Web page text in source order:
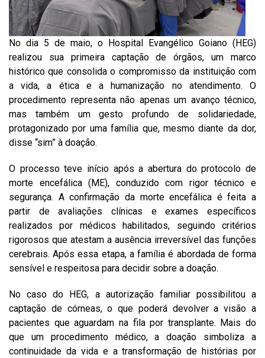
No dia 5 de maio, o Hospital Evangélico Goiano (HEG)
realizou sua primeira captação de órgãos, um marco
histórico que consolida o compromisso da instituição com
a vida, a ética e a humanização no atendimento. O
procedimento representa não apenas um avanço técnico,
mas também um gesto profundo de solidariedade,
protagonizado por uma família que, mesmo diante da dor,
disse “sim” à doação.
O processo teve início após a abertura do protocolo de
morte encefálica (ME), conduzido com rigor técnico e
segurança. A confirmação da morte encefálica é feita a
partir de avaliações clínicas e exames específicos
realizados por médicos habilitados, seguindo critérios
rigorosos que atestam a ausência irreversível das funções
cerebrais. Após essa etapa, a família é abordada de forma
sensível e respeitosa para decidir sobre a doação.
No caso do HEG, a autorização familiar possibilitou a
captação de córneas, o que poderá devolver a visão a
pacientes que aguardam na fila por transplante. Mais do
que um procedimento médico, a doação simboliza a
continuidade da vida e a transformação de histórias por